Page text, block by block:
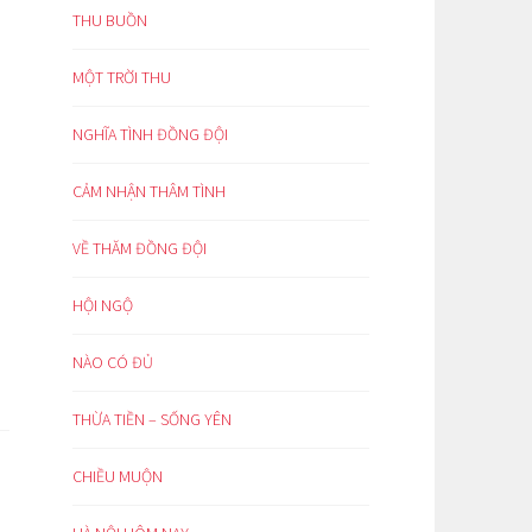
THU BUỒN
MỘT TRỜI THU
NGHĨA TÌNH ĐỒNG ĐỘI
CẢM NHẬN THÂM TÌNH
VỀ THĂM ĐỒNG ĐỘI
HỘI NGỘ
NÀO CÓ ĐỦ
THỪA TIỀN – SỐNG YÊN
CHIỀU MUỘN